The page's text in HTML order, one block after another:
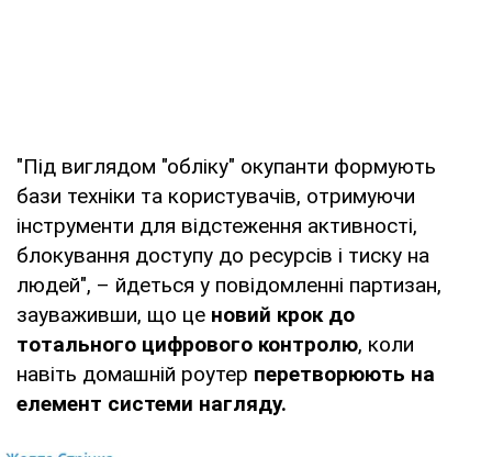
"Під виглядом "обліку" окупанти формують
бази техніки та користувачів, отримуючи
інструменти для відстеження активності,
блокування доступу до ресурсів і тиску на
людей", – йдеться у повідомленні партизан,
зауваживши, що це новий крок до
тотального цифрового контролю, коли
навіть домашній роутер перетворюють на
елемент системи нагляду.